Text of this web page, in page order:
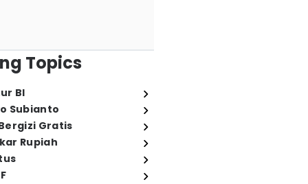
Topics
BI
Subianto
Gratis
Rupiah